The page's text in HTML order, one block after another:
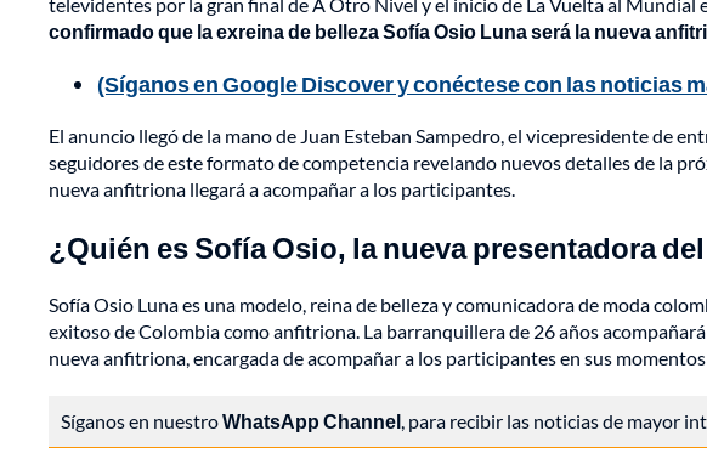
confirmado que la exreina de belleza Sofía Osio Luna será la nueva
(Síganos en Google Discover y conéctese con las noticias
El anuncio llegó de la mano de Juan Esteban Sampedro, el vicepresidente de
seguidores de este formato de competencia revelando nuevos detalles de la
nueva anfitriona llegará a acompañar a los participantes.
¿Quién es Sofía Osio, la nueva presentadora
Sofía Osio Luna es una modelo, reina de belleza y comunicadora de moda
exitoso de Colombia como anfitriona. La barranquillera de 26 años
nueva anfitriona, encargada de acompañar a los participantes en sus
Síganos en nuestroWhatsApp Channel, para recibir las noticias de mayor